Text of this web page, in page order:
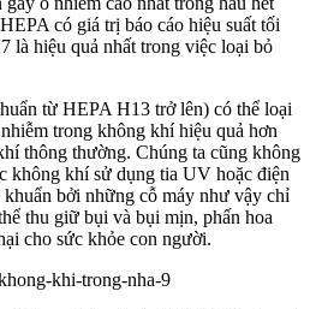
có giá trị báo cáo hiệu suất tối
là hiệu quả nhất trong việc loại bỏ
từ HEPA H13 trở lên) có thể loại
trong không khí hiệu quả hơn
thông thường. Chúng ta cũng không
không khí sử dụng tia UV hoặc điện
bởi những cỗ máy như vậy chỉ
thu giữ bụi và bụi mịn, phấn hoa
cho sức khỏe con người.